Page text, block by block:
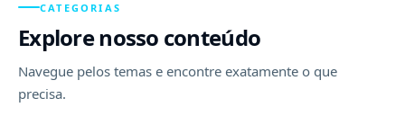
CATEGORIAS
Explore nosso conteúdo
Navegue pelos temas e encontre exatamente o que
precisa.